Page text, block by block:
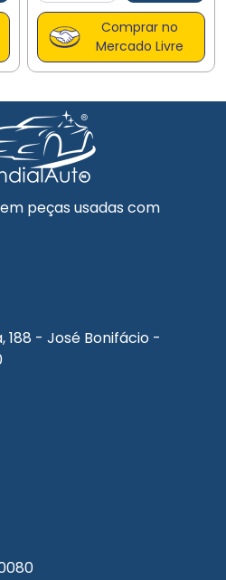
Comprar no
Mercado Livre
peças usadas com
188 - José Bonifácio -